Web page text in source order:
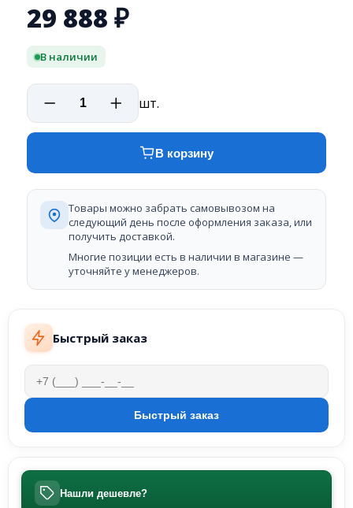
Быстрый заказ
Нашли дешевле?
29 888 ₽
В наличии
шт.
В корзину
Товары можно забрать самовывозом на
следующий день после оформления заказа, или
получить доставкой.
Многие позиции есть в наличии в магазине —
уточняйте у менеджеров.